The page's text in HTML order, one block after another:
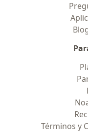
Términos y